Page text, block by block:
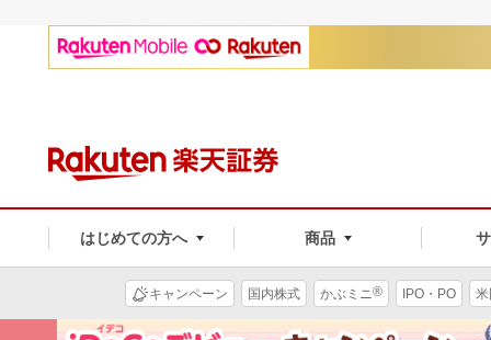
はじめての方へ 商品
キャンペーン 国内株式 かぶミニ® IPO・PO